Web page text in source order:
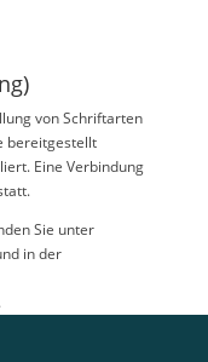
von Schriftarten
bereitgestellt
Eine Verbindung
Sie unter
in der
.